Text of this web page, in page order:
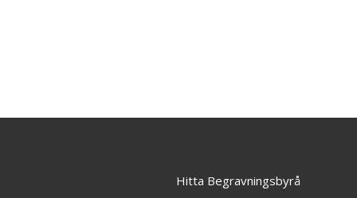
Hitta Begravningsbyrå